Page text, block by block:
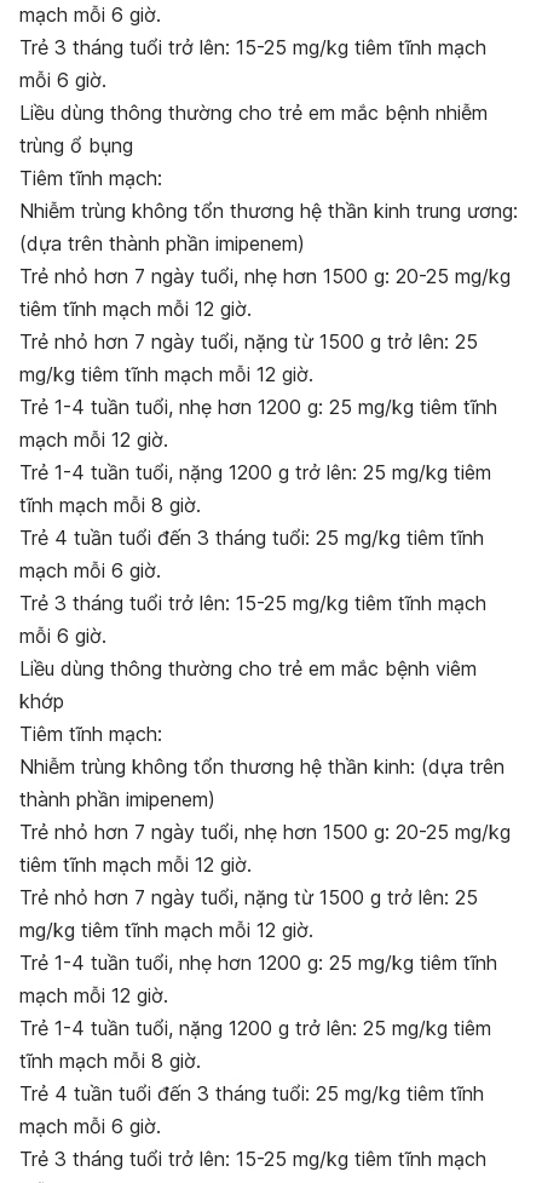
mạch mỗi 6 giờ.
Trẻ 3 tháng tuổi trở lên: 15-25 mg/kg tiêm tĩnh mạch
mỗi 6 giờ.
Liều dùng thông thường cho trẻ em mắc bệnh nhiễm
trùng ổ bụng
Tiêm tĩnh mạch:
Nhiễm trùng không tổn thương hệ thần kinh trung ương:
(dựa trên thành phần imipenem)
Trẻ nhỏ hơn 7 ngày tuổi, nhẹ hơn 1500 g: 20-25 mg/kg
tiêm tĩnh mạch mỗi 12 giờ.
Trẻ nhỏ hơn 7 ngày tuổi, nặng từ 1500 g trở lên: 25
mg/kg tiêm tĩnh mạch mỗi 12 giờ.
Trẻ 1-4 tuần tuổi, nhẹ hơn 1200 g: 25 mg/kg tiêm tĩnh
mạch mỗi 12 giờ.
Trẻ 1-4 tuần tuổi, nặng 1200 g trở lên: 25 mg/kg tiêm
tĩnh mạch mỗi 8 giờ.
Trẻ 4 tuần tuổi đến 3 tháng tuổi: 25 mg/kg tiêm tĩnh
mạch mỗi 6 giờ.
Trẻ 3 tháng tuổi trở lên: 15-25 mg/kg tiêm tĩnh mạch
mỗi 6 giờ.
Liều dùng thông thường cho trẻ em mắc bệnh viêm
khớp
Tiêm tĩnh mạch:
Nhiễm trùng không tổn thương hệ thần kinh: (dựa trên
thành phần imipenem)
Trẻ nhỏ hơn 7 ngày tuổi, nhẹ hơn 1500 g: 20-25 mg/kg
tiêm tĩnh mạch mỗi 12 giờ.
Trẻ nhỏ hơn 7 ngày tuổi, nặng từ 1500 g trở lên: 25
mg/kg tiêm tĩnh mạch mỗi 12 giờ.
Trẻ 1-4 tuần tuổi, nhẹ hơn 1200 g: 25 mg/kg tiêm tĩnh
mạch mỗi 12 giờ.
Trẻ 1-4 tuần tuổi, nặng 1200 g trở lên: 25 mg/kg tiêm
tĩnh mạch mỗi 8 giờ.
Trẻ 4 tuần tuổi đến 3 tháng tuổi: 25 mg/kg tiêm tĩnh
mạch mỗi 6 giờ.
Trẻ 3 tháng tuổi trở lên: 15-25 mg/kg tiêm tĩnh mạch